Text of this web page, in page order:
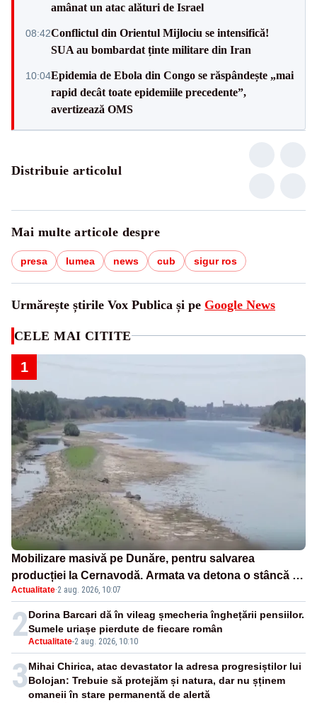
amânat un atac alături de Israel
08:42Conflictul din Orientul Mijlociu se intensifică!
SUA au bombardat ținte militare din Iran
10:04Epidemia de Ebola din Congo se răspândește „mai
rapid decât toate epidemiile precedente”,
avertizează OMS
Distribuie articolul
Mai multe articole despre
presa lumea news cub sigur ros
Urmărește știrile Vox Publica și pe Google News
CELE MAI CITITE
1
Mobilizare masivă pe Dunăre, pentru salvarea
producției la Cernavodă. Armata va detona o stâncă și
va devia apa fluviului - IMAGINI AERIENE
Actualitate·2 aug. 2026, 10:07
2Actualitate-2 aug. 2026, 10:10
Dorina Barcari dă în vileag șmecheria înghețării pensiilor.
Sumele uriașe pierdute de fiecare român
3Mihai Chirica, atac devastator la adresa progresiștilor lui
Bolojan: Trebuie să protejăm și natura, dar nu șținem
omaneii în stare permanentă de alertă